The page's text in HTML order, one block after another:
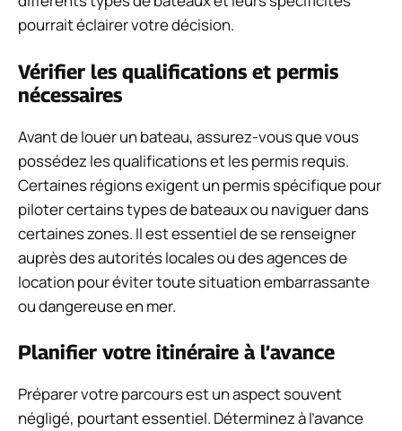
pourrait éclairer votre décision.
Vérifier les qualifications et permis
nécessaires
Avant de louer un bateau, assurez-vous que vous
possédez les qualifications et les permis requis.
Certaines régions exigent un permis spécifique pour
piloter certains types de bateaux ou naviguer dans
certaines zones. Il est essentiel de se renseigner
auprès des autorités locales ou des agences de
location pour éviter toute situation embarrassante
ou dangereuse en mer.
Planifier votre itinéraire à l’avance
Préparer votre parcours est un aspect souvent
négligé, pourtant essentiel. Déterminez à l’avance